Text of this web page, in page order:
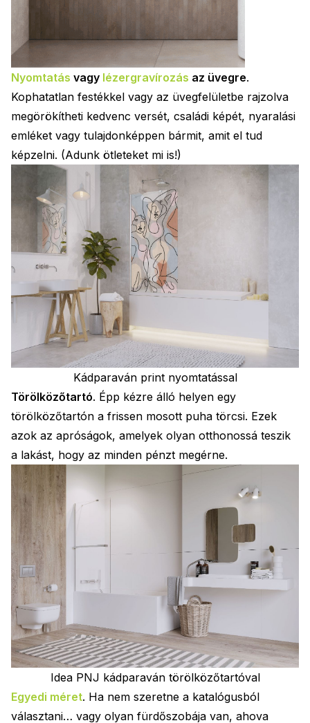
Nyomtatás vagy lézergravírozás az üvegre.
Kophatatlan festékkel vagy az üvegfelületbe rajzolva
megörökítheti kedvenc versét, családi képét, nyaralási
emléket vagy tulajdonképpen bármit, amit el tud
képzelni. (Adunk ötleteket mi is!)
Kádparaván print nyomtatással
Törölközőtartó. Épp kézre álló helyen egy
törölközőtartón a frissen mosott puha törcsi. Ezek
azok az apróságok, amelyek olyan otthonossá teszik
a lakást, hogy az minden pénzt megérne.
Idea PNJ kádparaván törölközőtartóval
Egyedi méret. Ha nem szeretne a katalógusból
választani… vagy olyan fürdőszobája van, ahova